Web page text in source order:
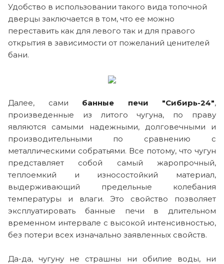
Удобство в использовании такого вида топочной
дверцы заключается в том, что ее можно
переставить как для левого так и для правого
открытия в зависимости от пожеланий ценителей
бани.
Далее, сами банные печи "Сибирь-24",
произведенные из литого чугуна, по праву
являются самыми надежными, долговечными и
производительными по сравнению с
металлическими собратьями. Все потому, что чугун
представляет собой самый жаропрочный,
теплоемкий и износостойкий материал,
выдерживающий предельные колебания
температуры и влаги. Это свойство позволяет
эксплуатировать банные печи в длительном
временном интервале с высокой интенсивностью,
без потери всех изначально заявленных свойств.
Да-да, чугуну не страшны ни обилие воды, ни